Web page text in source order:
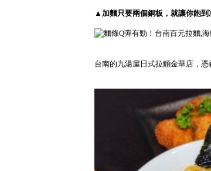
▲加麵只要兩個銅板，就讓你飽到
台南的九湯屋日式拉麵金華店，